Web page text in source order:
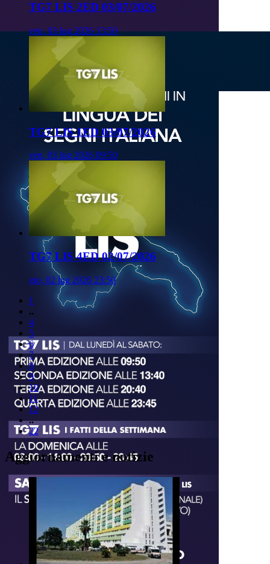
TG7 LIS 2ED 03/07/2026
ven, 03 lug 2026 13:50
TG7 LIS 1ED 03/07/2026
ven, 03 lug 2026 09:50
TG7 LIS 4ED 02/07/2026
gio, 02 lug 2026 23:50
1
..
4
5
6
7
8
9
10
11
12
..
22
Aggiornamenti e notizie